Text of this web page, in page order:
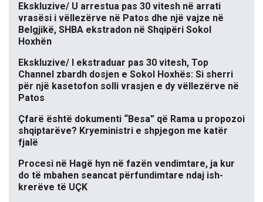
Ekskluzive/ U arrestua pas 30 vitesh në arrati
vrasësi i vëllezërve në Patos dhe një vajze në
Belgjikë, SHBA ekstradon në Shqipëri Sokol
Hoxhën
Ekskluzive/ I ekstraduar pas 30 vitesh, Top
Channel zbardh dosjen e Sokol Hoxhës: Si sherri
për një kasetofon solli vrasjen e dy vëllezërve në
Patos
Çfarë është dokumenti “Besa” që Rama u propozoi
shqiptarëve? Kryeministri e shpjegon me katër
fjalë
Procesi në Hagë hyn në fazën vendimtare, ja kur
do të mbahen seancat përfundimtare ndaj ish-
krerëve të UÇK